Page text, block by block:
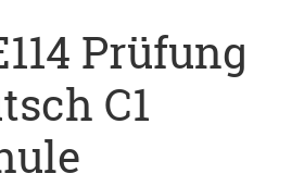
Prüfung
C1